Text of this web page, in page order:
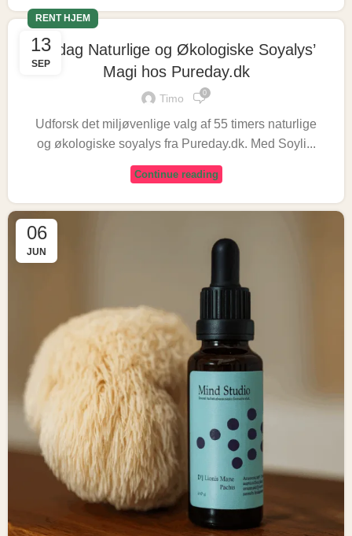
13
SEP
RENT HJEM
Opdag Naturlige og Økologiske Soyalys’
Magi hos Pureday.dk
Timo 0
Udforsk det miljøvenlige valg af 55 timers naturlige
og økologiske soyalys fra Pureday.dk. Med Soyli...
Continue reading
06
JUN